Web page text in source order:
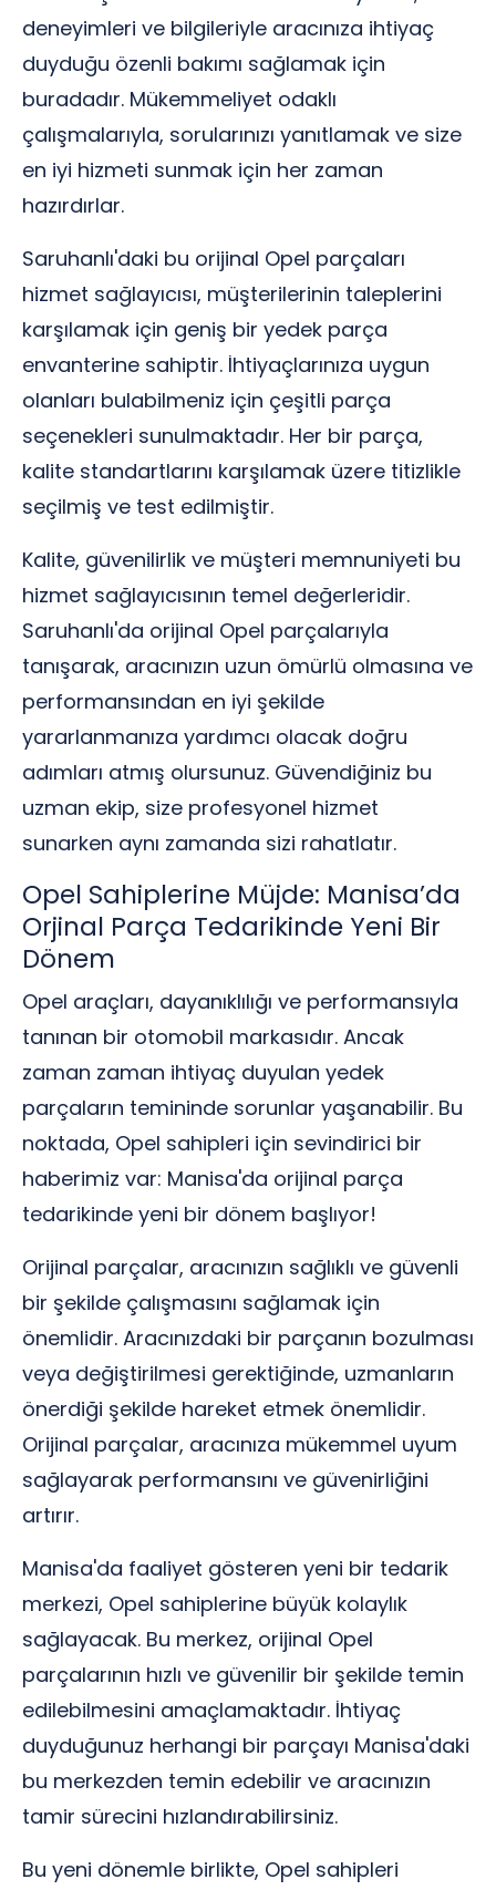
deneyimleri ve bilgileriyle aracınıza ihtiyaç
duyduğu özenli bakımı sağlamak için
buradadır. Mükemmeliyet odaklı
çalışmalarıyla, sorularınızı yanıtlamak ve size
en iyi hizmeti sunmak için her zaman
hazırdırlar.
Saruhanlı'daki bu orijinal Opel parçaları
hizmet sağlayıcısı, müşterilerinin taleplerini
karşılamak için geniş bir yedek parça
envanterine sahiptir. İhtiyaçlarınıza uygun
olanları bulabilmeniz için çeşitli parça
seçenekleri sunulmaktadır. Her bir parça,
kalite standartlarını karşılamak üzere titizlikle
seçilmiş ve test edilmiştir.
Kalite, güvenilirlik ve müşteri memnuniyeti bu
hizmet sağlayıcısının temel değerleridir.
Saruhanlı'da orijinal Opel parçalarıyla
tanışarak, aracınızın uzun ömürlü olmasına ve
performansından en iyi şekilde
yararlanmanıza yardımcı olacak doğru
adımları atmış olursunuz. Güvendiğiniz bu
uzman ekip, size profesyonel hizmet
sunarken aynı zamanda sizi rahatlatır.
Opel Sahiplerine Müjde: Manisa’da
Orjinal Parça Tedarikinde Yeni Bir
Dönem
Opel araçları, dayanıklılığı ve performansıyla
tanınan bir otomobil markasıdır. Ancak
zaman zaman ihtiyaç duyulan yedek
parçaların temininde sorunlar yaşanabilir. Bu
noktada, Opel sahipleri için sevindirici bir
haberimiz var: Manisa'da orijinal parça
tedarikinde yeni bir dönem başlıyor!
Orijinal parçalar, aracınızın sağlıklı ve güvenli
bir şekilde çalışmasını sağlamak için
önemlidir. Aracınızdaki bir parçanın bozulması
veya değiştirilmesi gerektiğinde, uzmanların
önerdiği şekilde hareket etmek önemlidir.
Orijinal parçalar, aracınıza mükemmel uyum
sağlayarak performansını ve güvenirliğini
artırır.
Manisa'da faaliyet gösteren yeni bir tedarik
merkezi, Opel sahiplerine büyük kolaylık
sağlayacak. Bu merkez, orijinal Opel
parçalarının hızlı ve güvenilir bir şekilde temin
edilebilmesini amaçlamaktadır. İhtiyaç
duyduğunuz herhangi bir parçayı Manisa'daki
bu merkezden temin edebilir ve aracınızın
tamir sürecini hızlandırabilirsiniz.
Bu yeni dönemle birlikte, Opel sahipleri